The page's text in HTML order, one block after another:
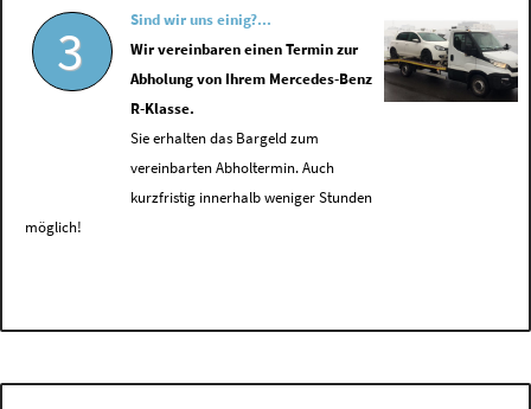
3
Sind wir uns einig?...
Wir vereinbaren einen Termin zur
Abholung von Ihrem Mercedes-Benz
R-Klasse.
Sie erhalten das Bargeld zum
vereinbarten Abholtermin. Auch
kurzfristig innerhalb weniger Stunden
möglich!